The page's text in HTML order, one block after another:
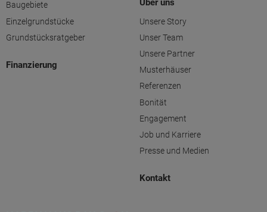
Baugebiete
Einzelgrundstücke
Grundstücksratgeber
Finanzierung
Unsere Story
Unser Team
Unsere Partner
Musterhäuser
Referenzen
Bonität
Engagement
Job und Karriere
Presse und Medien
Kontakt